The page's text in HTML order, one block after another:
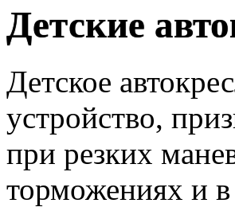
Детские
Детское
устройство,
при резких
торможениях и в